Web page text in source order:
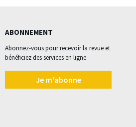
ABONNEMENT
Abonnez-vous pour recevoir la revue et
bénéficiez des services en ligne
Je m'abonne